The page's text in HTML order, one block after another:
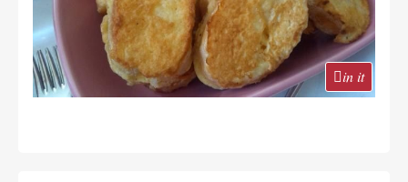
in it